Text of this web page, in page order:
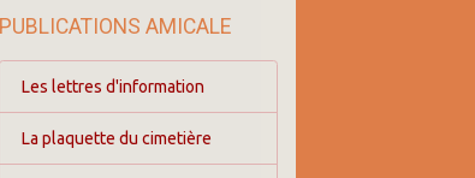
PUBLICATIONS AMICALE
Les lettres d'information
La plaquette du cimetière